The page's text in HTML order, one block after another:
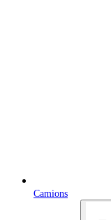
Camions